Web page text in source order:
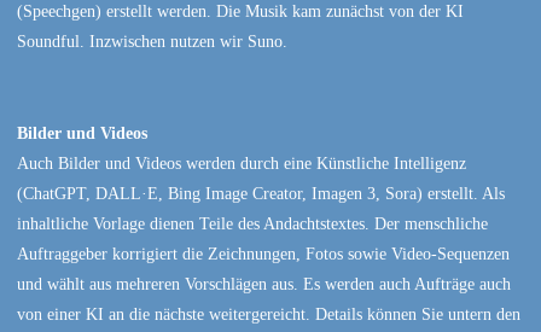
(Speechgen) erstellt werden. Die Musik kam zunächst von der KI
Soundful. Inzwischen nutzen wir Suno.
Bilder und Videos
Auch Bilder und Videos werden durch eine Künstliche Intelligenz
(ChatGPT, DALL·E, Bing Image Creator, Imagen 3, Sora) erstellt. Als
inhaltliche Vorlage dienen Teile des Andachtstextes. Der menschliche
Auftraggeber korrigiert die Zeichnungen, Fotos sowie Video-Sequenzen
und wählt aus mehreren Vorschlägen aus. Es werden auch Aufträge auch
von einer KI an die nächste weitergereicht. Details können Sie untern den